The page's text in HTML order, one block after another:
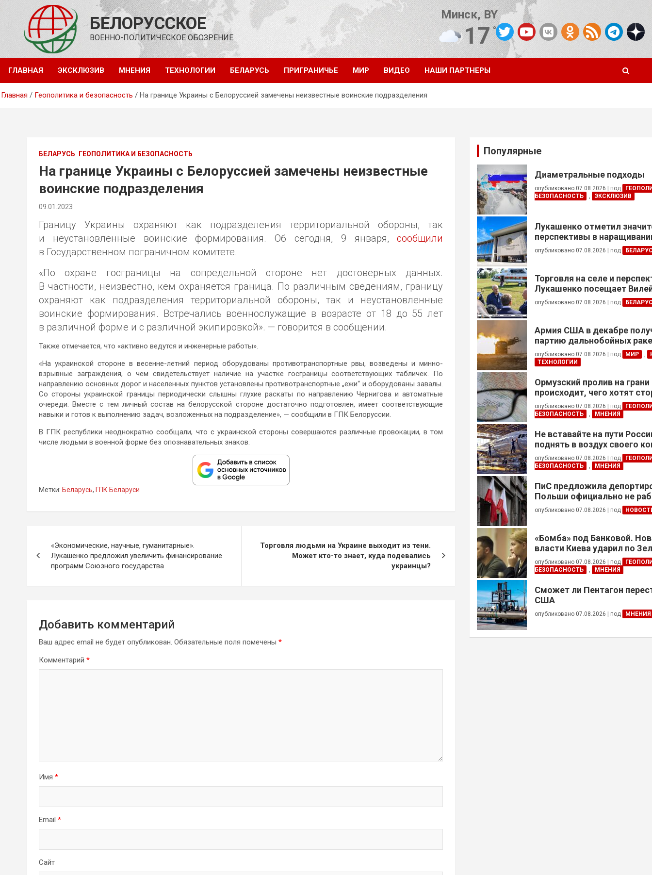
содержимому
БЕЛОРУССКОЕ
ВОЕННО-ПОЛИТИЧЕСКОЕ ОБОЗРЕНИЕ
Минск, BY
17°C
Погода от OpenWeatherMap
ГЛАВНАЯ ЭКСКЛЮЗИВ МНЕНИЯ ТЕХНОЛОГИИ БЕЛАРУСЬ ПРИГРАНИЧЬЕ МИР ВИДЕО НАШИ ПАРТНЕРЫ
Главная Геополитика и безопасность На границе Украины с Белоруссией замечены неизвестные воинские подразделения
БЕЛАРУСЬ ГЕОПОЛИТИКА И БЕЗОПАСНОСТЬ
На границе Украины с Белоруссией замечены неизвестные
воинские подразделения
09.01.2023
Границу Украины охраняют как подразделения территориальной обороны, так
и неустановленные воинские формирования. Об сегодня, 9 января,сообщили
в Государственном пограничном комитете.
«По охране госграницы на сопредельной стороне нет достоверных данных.
В частности, неизвестно, кем охраняется граница. По различным сведениям, границу
охраняют как подразделения территориальной обороны, так и неустановленные
воинские формирования. Встречались военнослужащие в возрасте от 18 до 55 лет
в различной форме и с различной экипировкой». — говорится в сообщении.
Также отмечается, что «активно ведутся и инженерные работы».
«На украинской стороне в весенне-летний период оборудованы противотранспортные рвы, возведены и минно-
взрывные заграждения, о чем свидетельствует наличие на участке госграницы соответствующих табличек. По
направлению основных дорог и населенных пунктов установлены противотранспортные „ежи“ и оборудованы завалы.
Со стороны украинской границы периодически слышны глухие раскаты по направлению Чернигова и автоматные
очереди. Вместе с тем личный состав на белорусской стороне достаточно подготовлен, имеет соответствующие
навыки и готов к выполнению задач, возложенных на подразделение», — сообщили в ГПК Белоруссии.
В ГПК республики неоднократно сообщали, что с украинской стороны совершаются различные провокации, в том
числе людьми в военной форме без опознавательных знаков.
Метки: Беларусь, ГПК Беларуси
по
записям
«Экономические, научные, гуманитарные».
Лукашенко предложил увеличить финансирование
программ Союзного государства
Торговля людьми на Украине выходит из тени.
Может кто-то знает, куда подевались
украинцы?
Добавить комментарий
Ваш адрес email не будет опубликован. Обязательные поля помечены *
Комментарий *
Имя *
Email *
Сайт
Популярные
Диаметральные подходы
опубликовано 07.08.2026 под
БЕЗОПАСНОСТЬ
, ЭКСКЛЮЗИВ
Лукашенко отметил
перспективы в
реализации проектов с
опубликовано 07.08.2026 под
Торговля на селе и
Лукашенко посещает
опубликовано 07.08.2026 под
Армия США в декабре
партию дальнобойных
примененных против Ирана
опубликовано 07.08.2026 под МИР ,
ТЕХНОЛОГИИ
Ормузский пролив на
происходит, чего хотят
это приведет?
опубликовано 07.08.2026 под
БЕЗОПАСНОСТЬ
, МНЕНИЯ
Не вставайте на пути
поднять в воздух своего
опубликовано 07.08.2026 под
БЕЗОПАСНОСТЬ
, МНЕНИЯ
ПиС предложила
Польши официально не
украинцев призывного
опубликовано 07.08.2026 под
«Бомба» под Банковой.
власти Киева ударил по
опубликовано 07.08.2026 под
БЕЗОПАСНОСТЬ
, МНЕНИЯ
Сможет ли Пентагон
США
опубликовано 07.08.2026 под МНЕНИЯ